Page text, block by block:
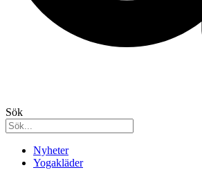
Sök
Nyheter
Yogakläder